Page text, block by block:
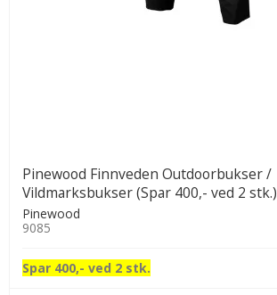
Pinewood Finnveden Outdoorbukser /
Vildmarksbukser (Spar 400,- ved 2 stk.)
Pinewood
9085
Spar 400,- ved 2 stk.